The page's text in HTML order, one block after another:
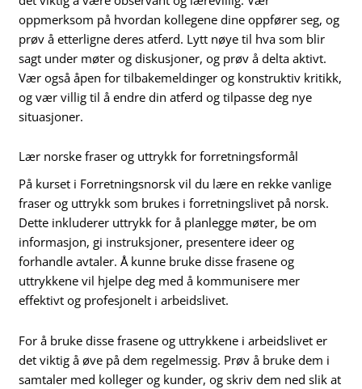
oppmerksom på hvordan kollegene dine oppfører seg, og
prøv å etterligne deres atferd. Lytt nøye til hva som blir
sagt under møter og diskusjoner, og prøv å delta aktivt.
Vær også åpen for tilbakemeldinger og konstruktiv kritikk,
og vær villig til å endre din atferd og tilpasse deg nye
situasjoner.
Lær norske fraser og uttrykk for forretningsformål
På kurset i Forretningsnorsk vil du lære en rekke vanlige
fraser og uttrykk som brukes i forretningslivet på norsk.
Dette inkluderer uttrykk for å planlegge møter, be om
informasjon, gi instruksjoner, presentere ideer og
forhandle avtaler. Å kunne bruke disse frasene og
uttrykkene vil hjelpe deg med å kommunisere mer
effektivt og profesjonelt i arbeidslivet.
For å bruke disse frasene og uttrykkene i arbeidslivet er
det viktig å øve på dem regelmessig. Prøv å bruke dem i
samtaler med kolleger og kunder, og skriv dem ned slik at